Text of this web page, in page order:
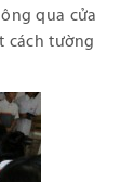
qua cửa
cách tường